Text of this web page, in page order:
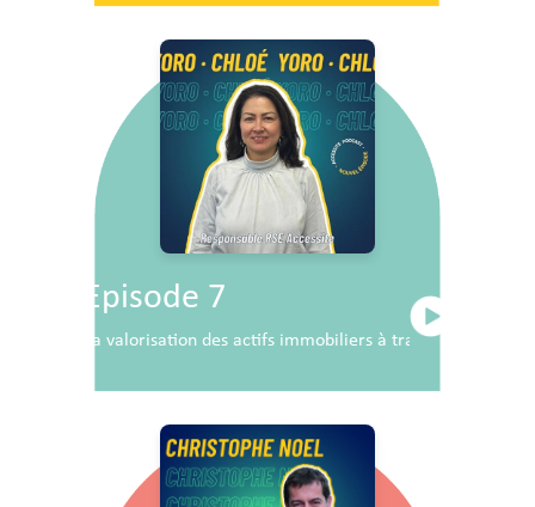
Episode 7
La valorisation des actifs immobiliers à travers la RSE